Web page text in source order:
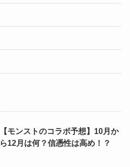
【モンストのコラボ予想】10月か
ら12月は何？信憑性は高め！？